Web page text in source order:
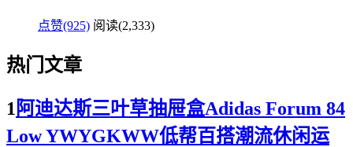
点赞(925) 阅读(2,333)
热门文章
1 阿迪达斯三叶草抽屉盒Adidas Forum 84
Low YWYGKWW低帮百搭潮流休闲运